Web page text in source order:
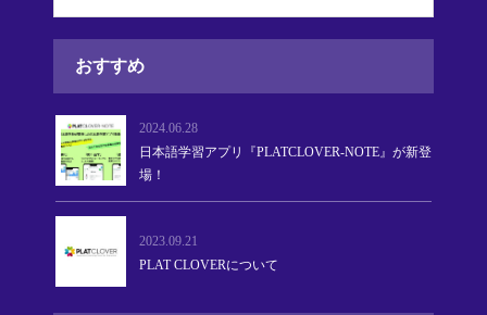
おすすめ
2024.06.28
日本語学習アプリ『PLATCLOVER-NOTE』が新登
場！
2023.09.21
PLAT CLOVERについて